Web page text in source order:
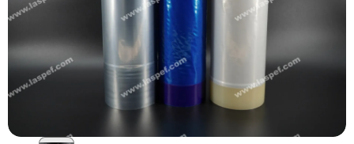
綠色成型方案
輕量化
精密注塑
高阻隔
模具